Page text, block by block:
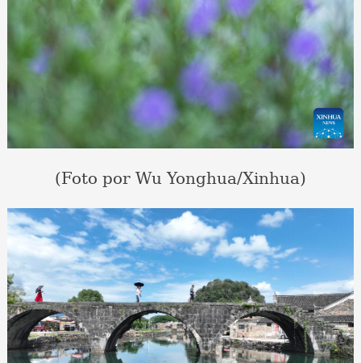
(Foto por Wu Yonghua/Xinhua)